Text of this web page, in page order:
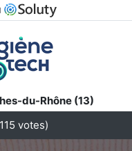
du-Rhône (13)
115 votes)